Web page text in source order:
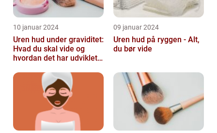
10 januar 2024
Uren hud under graviditet:
Hvad du skal vide og
hvordan det har udviklet
09 januar 2024
Uren hud på ryggen - Alt,
du bør vide